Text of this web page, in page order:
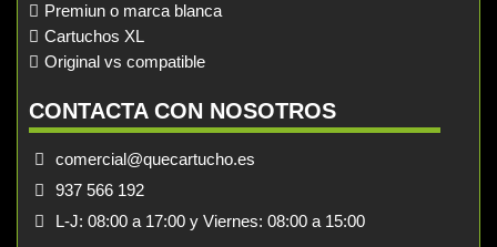
Premiun o marca blanca
Cartuchos XL
Original vs compatible
CONTACTA CON NOSOTROS
comercial@quecartucho.es
937 566 192
L-J: 08:00 a 17:00 y Viernes: 08:00 a 15:00